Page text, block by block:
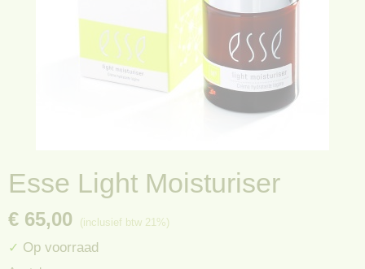
Esse Light Moisturiser
€ 65,00 (inclusief btw 21%)
✓ Op voorraad